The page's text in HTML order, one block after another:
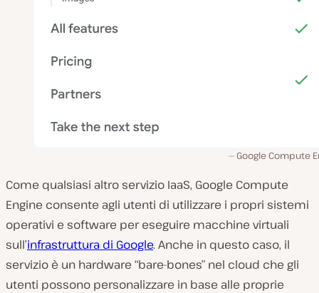
Google Compute
Come qualsiasi altro servizio IaaS, Google Compute
Engine consente agli utenti di utilizzare i propri sistemi
operativi e software per eseguire macchine virtuali
sull’infrastruttura di Google. Anche in questo caso, il
servizio è un hardware “bare-bones” nel cloud che gli
utenti possono personalizzare in base alle proprie